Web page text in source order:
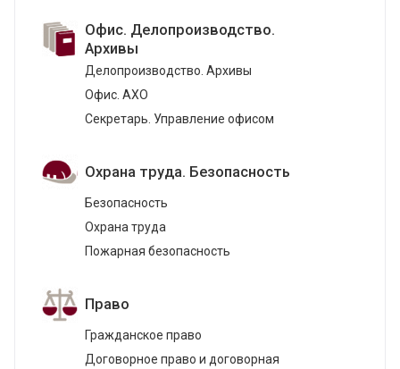
Офис. Делопроизводство.
Архивы
Делопроизводство. Архивы
Офис. АХО
Секретарь. Управление офисом
Охрана труда. Безопасность
Безопасность
Охрана труда
Пожарная безопасность
Право
Гражданское право
Договорное право и договорная